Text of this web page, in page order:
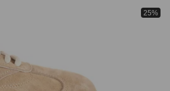
25%